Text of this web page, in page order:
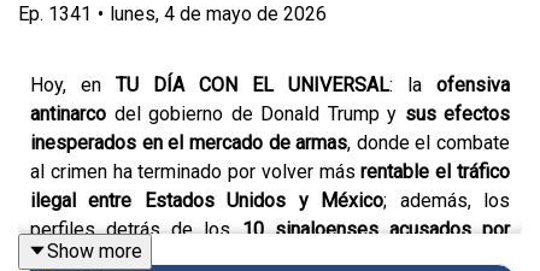
Ep. 1341 • lunes, 4 de mayo de 2026
Hoy, en TU DÍA CON EL UNIVERSAL: la ofensiva
antinarco del gobierno de Donald Trump y sus efectos
inesperados en el mercado de armas, donde el combate
al crimen ha terminado por volver másrentable el tráfico
ilegal entre Estados Unidos y México; además, los
perfiles detrás de los10 sinaloenses acusados por
autoridades estadounidenses
Show more